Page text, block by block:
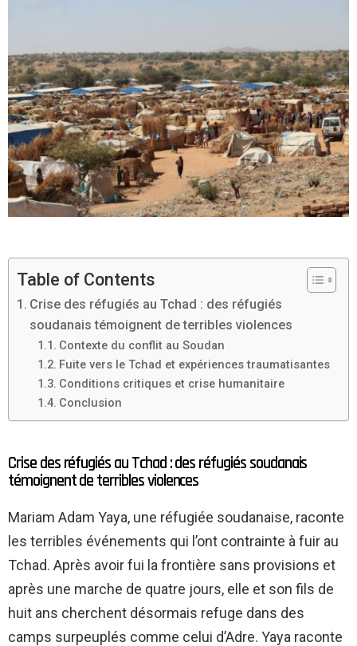
Table of Contents
Crise des réfugiés au Tchad : des réfugiés
soudanais témoignent de terribles violences
Contexte du conflit au Soudan
Fuite vers le Tchad et expériences traumatisantes
Conditions critiques et crise humanitaire
Conclusion
Crise des réfugiés au Tchad : des réfugiés soudanais
témoignent de terribles violences
Mariam Adam Yaya, une réfugiée soudanaise, raconte
les terribles événements qui l’ont contrainte à fuir au
Tchad. Après avoir fui la frontière sans provisions et
après une marche de quatre jours, elle et son fils de
huit ans cherchent désormais refuge dans des
camps surpeuplés comme celui d’Adre. Yaya raconte